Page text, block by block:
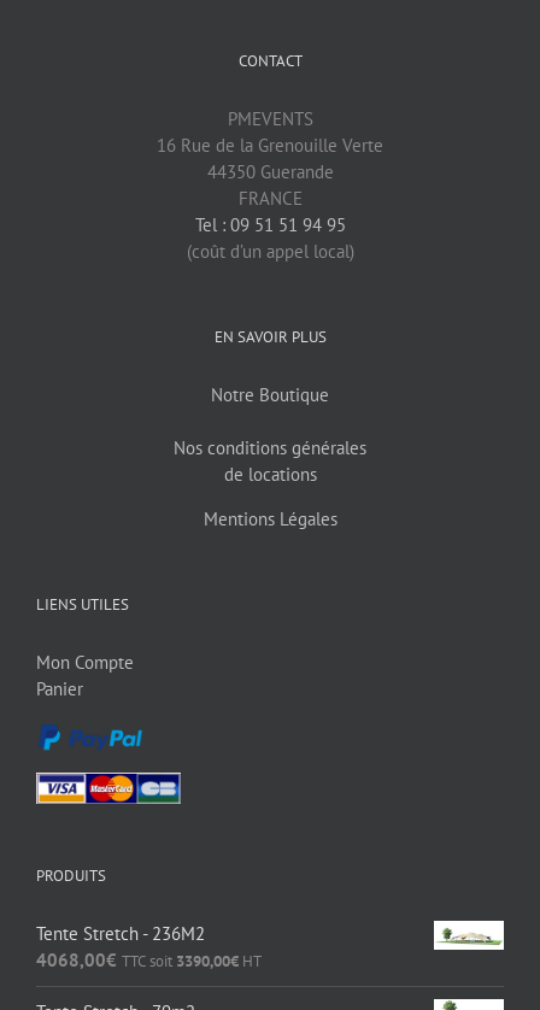
CONTACT
PMEVENTS
16 Rue de la Grenouille Verte
44350 Guerande
FRANCE
Tel : 09 51 51 94 95
(coût d’un appel local)
EN SAVOIR PLUS
Notre Boutique
Nos conditions générales
de locations
Mentions Légales
LIENS UTILES
Mon Compte
Panier
PRODUITS
Tente Stretch - 236M2
4068,00€ TTC soit 3390,00€ HT